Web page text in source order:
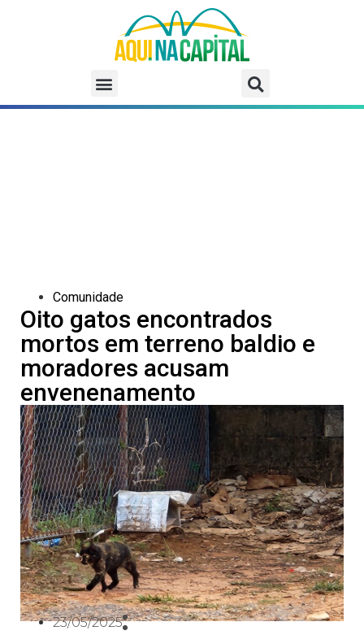
Comunidade
Oito gatos encontrados
mortos em terreno baldio e
moradores acusam
envenenamento
23/05/2025